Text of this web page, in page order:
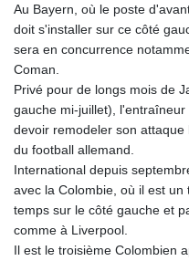
Au Bayern, où le poste
doit s'installer sur ce côté
sera en concurrence
Coman.
Privé pour de longs mois de
gauche mi-juillet),
devoir remodeler son
du football allemand.
International depuis
avec la Colombie, où il est
temps sur le côté gauche et
comme à Liverpool.
Il est le troisième Colombien